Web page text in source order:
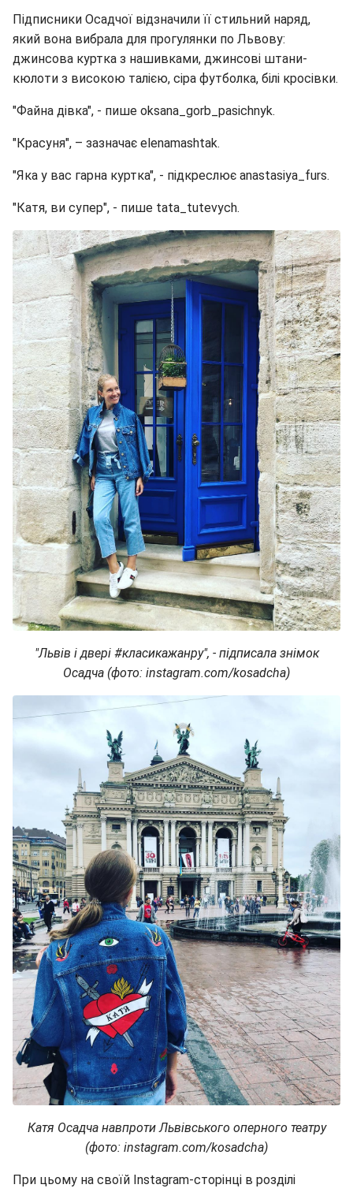
Підписники Осадчої відзначили її стильний наряд,
який вона вибрала для прогулянки по Львову:
джинсова куртка з нашивками, джинсові штани-
кюлоти з високою талією, сіра футболка, білі кросівки.
"Файна дівка", - пише oksana_gorb_pasichnyk.
"Красуня", – зазначає elenamashtak.
"Яка у вас гарна куртка", - підкреслює anastasiya_furs.
"Катя, ви супер", - пише tata_tutevych.
"Львів і двері #класикажанру", - підписала знімок
Осадча (фото: instagram.com/kosadcha)
Катя Осадча навпроти Львівського оперного театру
(фото: instagram.com/kosadcha)
При цьому на своїй Instagram-сторінці в розділі